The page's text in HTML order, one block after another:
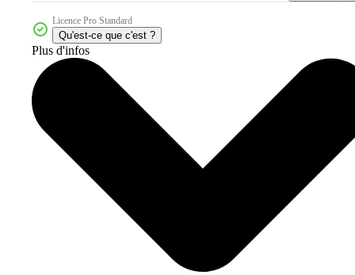
Licence Pro Standard
Qu'est-ce que c'est ?
Plus d'infos